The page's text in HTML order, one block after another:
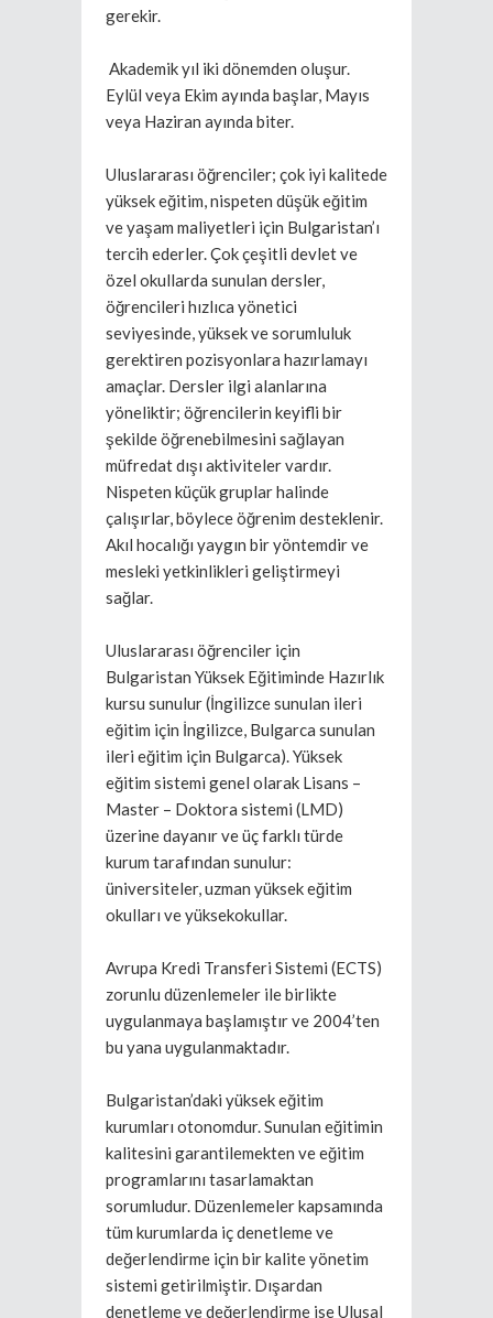
gerekir.
Akademik yıl iki dönemden oluşur.
Eylül veya Ekim ayında başlar, Mayıs
veya Haziran ayında biter.
Uluslararası öğrenciler; çok iyi kalitede
yüksek eğitim, nispeten düşük eğitim
ve yaşam maliyetleri için Bulgaristan’ı
tercih ederler. Çok çeşitli devlet ve
özel okullarda sunulan dersler,
öğrencileri hızlıca yönetici
seviyesinde, yüksek ve sorumluluk
gerektiren pozisyonlara hazırlamayı
amaçlar. Dersler ilgi alanlarına
yöneliktir; öğrencilerin keyifli bir
şekilde öğrenebilmesini sağlayan
müfredat dışı aktiviteler vardır.
Nispeten küçük gruplar halinde
çalışırlar, böylece öğrenim desteklenir.
Akıl hocalığı yaygın bir yöntemdir ve
mesleki yetkinlikleri geliştirmeyi
sağlar.
Uluslararası öğrenciler için
Bulgaristan Yüksek Eğitiminde Hazırlık
kursu sunulur (İngilizce sunulan ileri
eğitim için İngilizce, Bulgarca sunulan
ileri eğitim için Bulgarca). Yüksek
eğitim sistemi genel olarak Lisans –
Master – Doktora sistemi (LMD)
üzerine dayanır ve üç farklı türde
kurum tarafından sunulur:
üniversiteler, uzman yüksek eğitim
okulları ve yüksekokullar.
Avrupa Kredi Transferi Sistemi (ECTS)
zorunlu düzenlemeler ile birlikte
uygulanmaya başlamıştır ve 2004’ten
bu yana uygulanmaktadır.
Bulgaristan’daki yüksek eğitim
kurumları otonomdur. Sunulan eğitimin
kalitesini garantilemekten ve eğitim
programlarını tasarlamaktan
sorumludur. Düzenlemeler kapsamında
tüm kurumlarda iç denetleme ve
değerlendirme için bir kalite yönetim
sistemi getirilmiştir. Dışardan
denetleme ve değerlendirme ise Ulusal